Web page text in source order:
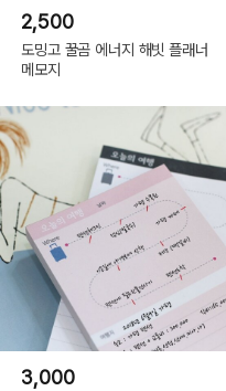
2,500
도밍고 꿀곰 에너지 해빗 플래너
메모지
3,000